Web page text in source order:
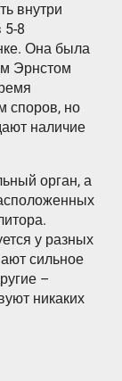
внутри
5-8
Она была
Эрнстом
споров, но
наличие
орган, а
у разных
сильное
–
никаких